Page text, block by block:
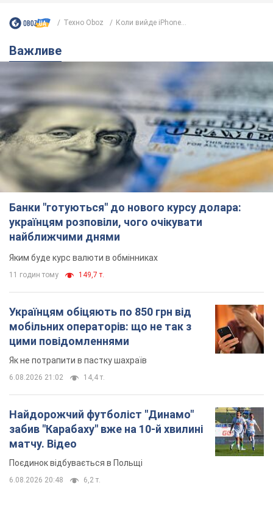
Банки "готуються" до нового курсу долара:
українцям розповіли, чого очікувати
найближчими днями
Яким буде курс валюти в обмінниках
11 годин тому 149,7 т.
Українцям обіцяють по 850 грн від
мобільних операторів: що не так з
цими повідомленнями
Як не потрапити в пастку шахраїв
6.08.2026 21:02 14,4 т.
Найдорожчий футболіст "Динамо"
забив "Карабаху" вже на 10-й хвилині
матчу. Відео
Поєдинок відбувається в Польщі
6.08.2026 20:48 6,2 т.